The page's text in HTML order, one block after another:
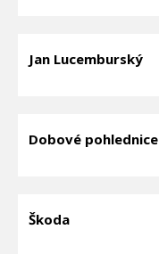
Jan Lucemburský
Dobové pohlednice
Škoda